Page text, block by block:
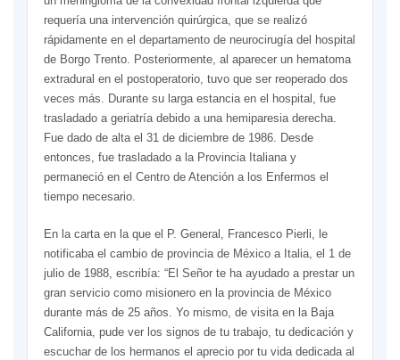
requería una intervención quirúrgica, que se realizó
rápidamente en el departamento de neurocirugía del hospital
de Borgo Trento. Posteriormente, al aparecer un hematoma
extradural en el postoperatorio, tuvo que ser reoperado dos
veces más. Durante su larga estancia en el hospital, fue
trasladado a geriatría debido a una hemiparesia derecha.
Fue dado de alta el 31 de diciembre de 1986. Desde
entonces, fue trasladado a la Provincia Italiana y
permaneció en el Centro de Atención a los Enfermos el
tiempo necesario.
En la carta en la que el P. General, Francesco Pierli, le
notificaba el cambio de provincia de México a Italia, el 1 de
julio de 1988, escribía: “El Señor te ha ayudado a prestar un
gran servicio como misionero en la provincia de México
durante más de 25 años. Yo mismo, de visita en la Baja
California, pude ver los signos de tu trabajo, tu dedicación y
escuchar de los hermanos el aprecio por tu vida dedicada al